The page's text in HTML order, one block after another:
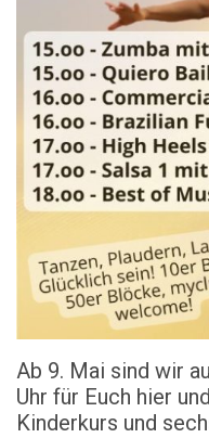
Ab 9. Mai sind wir
Uhr für Euch hier
Kinderkurs und